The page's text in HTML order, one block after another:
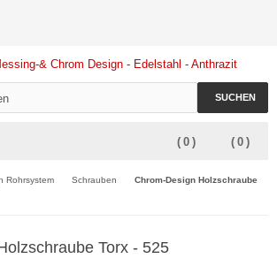
SUCHEN
( 0 )
( 0 )
Rohrsystem Schrauben
Chrom-Design Holzschraube
Torx - 525